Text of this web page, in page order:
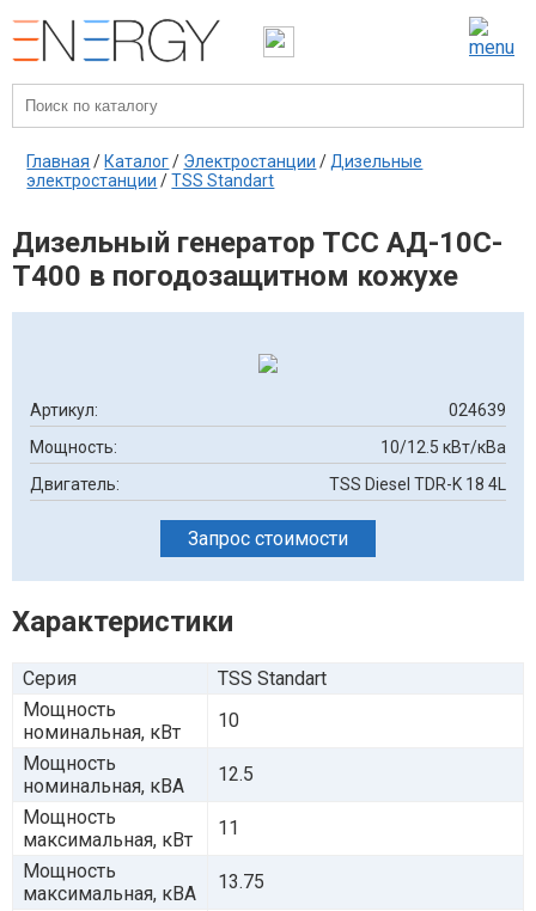
Главная / Каталог/ Электростанции / Дизельные
электростанции /TSS Standart
Дизельный генератор ТСС АД-10С-
Т400 в погодозащитном кожухе
Артикул:
024639
Мощность:
10/12.5 кВт/кВа
Двигатель:
TSS Diesel TDR-K 18 4L
Запрос стоимости
Характеристики
Серия
TSS Standart
Мощность
номинальная, кВт
10
Мощность
номинальная, кВА
12.5
Мощность
максимальная, кВт
11
Мощность
максимальная, кВА
13.75